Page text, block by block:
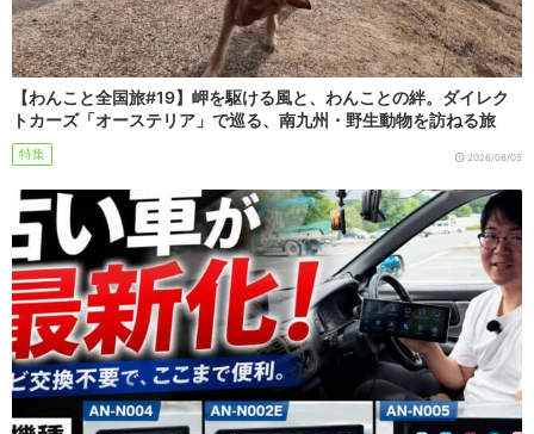
【わんこと全国旅#19】岬を駆ける風と、わんことの絆。ダイレク
トカーズ「オーステリア」で巡る、南九州・野生動物を訪ねる旅
特集 2026/08/05